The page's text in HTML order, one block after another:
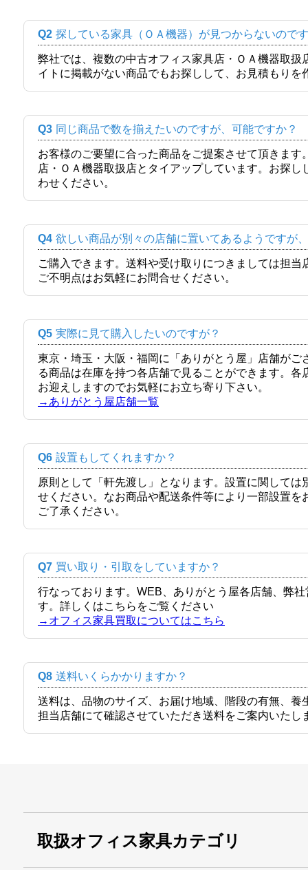
Q2 探している家具（ＯＡ機器）が見つからないので
弊社では、複数の中古オフィス家具店・ＯＡ機器取
イトに掲載がない商品でもお探しして、お見積もりを
Q3 同じ商品で数を揃えたいのですが、可能ですか？
お客様のご要望に合った商品をご提案させて頂きま
店・ＯＡ機器取扱店とタイアップしています。お探
わせください。
Q4 欲しい商品が別々の店舗に置いてあるようですが
ご購入できます。送料や受け取りにつきましては担
ご不明点はお気軽にお問合せください。
Q5 実際に見て購入したいのですが？
東京・埼玉・大阪・福岡に「ありがとう屋」店舗が
る商品は在庫を持つ各店舗で見ることができます。
お迎えしますのでお気軽にお立ち寄り下さい。
→ありがとう屋店舗一覧
Q6 設置もしてくれますか？
原則として「軒先渡し」となります。設置に関して
せください。なお商品や配送条件等により一部設置
ご了承ください。
Q7 買い取り・引取をしていますか？
行なっております。WEB、ありがとう屋各店舗、弊
す。詳しくはこちらをご覧ください
→オフィス家具買取についてはこちら
Q8 送料いくらかかりますか？
送料は、品物のサイズ、お届け地域、階段の有無、
担当店舗にて確認させていただき送料をご案内いたし
取扱オフィス家具カテゴリ